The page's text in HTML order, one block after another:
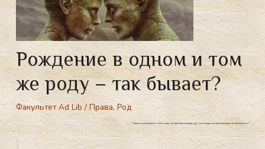
Рождение в одном и том
же роду – так бывает?
Факультет Ad Lib/Права,Род
Право на инкарнацию в своём роду, которое обеспечивает дух, нумен рода, или реинкарнация как обязанность?